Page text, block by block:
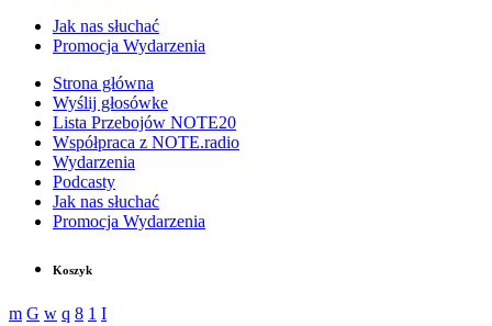
Jak nas słuchać
Promocja Wydarzenia
Strona główna
Wyślij głosówke
Lista Przebojów NOTE20
Współpraca z NOTE.radio
Wydarzenia
Podcasty
Jak nas słuchać
Promocja Wydarzenia
Koszyk